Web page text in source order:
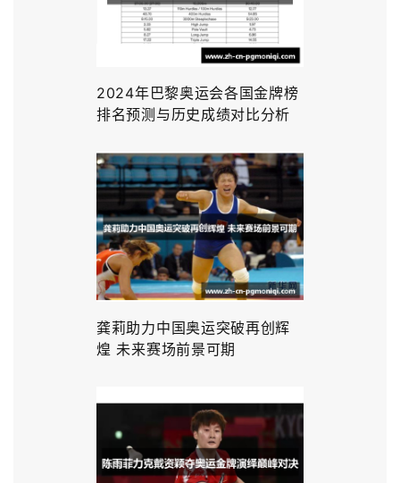
2024年巴黎奥运会各国金牌榜
排名预测与历史成绩对比分析
龚莉助力中国奥运突破再创辉
煌 未来赛场前景可期